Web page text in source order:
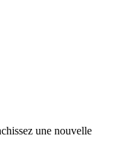
une nouvelle